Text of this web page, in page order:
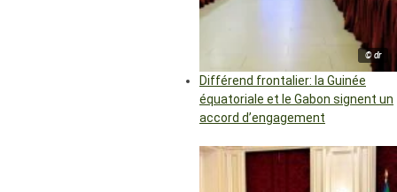
© dr
Différend frontalier: la Guinée
équatoriale et le Gabon signent un
accord d’engagement